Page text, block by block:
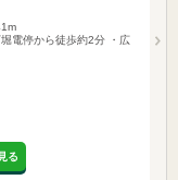
電停から徒歩約2分 ・広
る